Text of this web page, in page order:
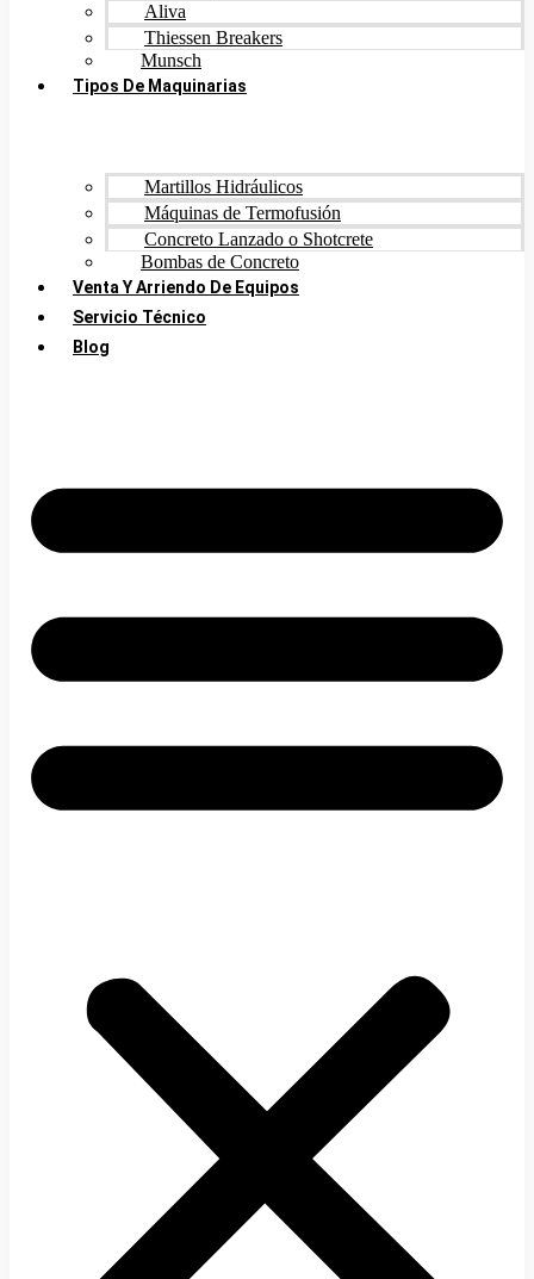
Aliva
Thiessen Breakers
Munsch
Tipos De Maquinarias
Martillos Hidráulicos
Máquinas de Termofusión
Concreto Lanzado o Shotcrete
Bombas de Concreto
Venta Y Arriendo De Equipos
Servicio Técnico
Blog